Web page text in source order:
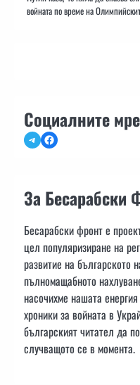
войната по време на
Социалните
TelegramFacebook
За Бесарабски
Бесарабски фронт е
цел популяризиране на
развитие на българското
пълномащабното
насочихме нашата
хроники за войната в
българският читател да
случващото се в момента.